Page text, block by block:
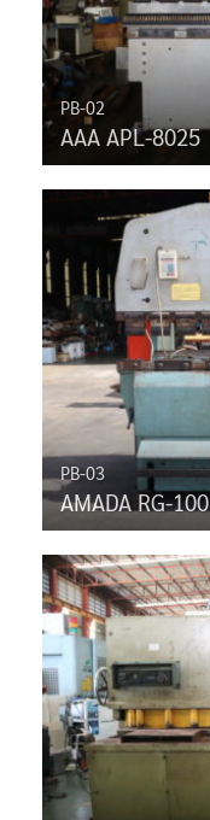
PB-02
AAA APL-8025
PB-03
AMADA RG-100